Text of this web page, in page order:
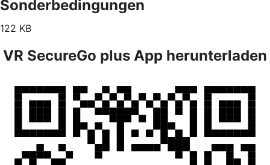
Sonderbedingungen
122 KB
VR SecureGo plus App herunterladen